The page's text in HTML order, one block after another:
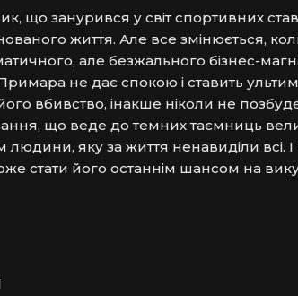
що занурився у світ спортивних
життя. Але все змінюється,
але безжального бізнес-
не дає спокою і ставить
вбивство, інакше ніколи не
що веде до темних таємниць
людини, яку за життя ненавиділи всі.
стати його останнім шансом на